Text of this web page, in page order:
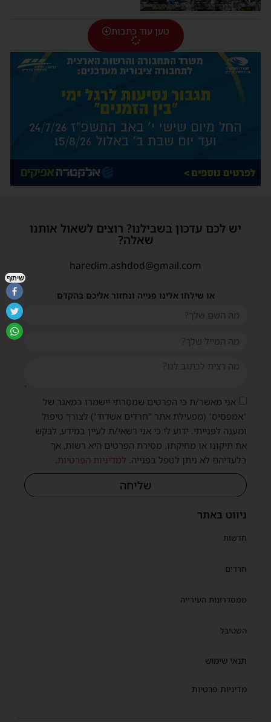
טען עוד כתבות
ניווט באתר
חדשות
חרדים
ממסדרונות העירייה
השטיבל
תנאי שימוש
מדיניות פרטיות
יש לכם עדכון בשבילנו? רוצים לשאול אותנו
שאלה?
haredim.ashdod@gmail.com
או שילחו אלינו פנייה ונחזור אליכם בהקדם
אני מאשר/ת כי הפרטים שמסרתי יישמרו במאגר של
"אמפסיס" (מפעילת אתר "חרדים אשדוד") לצורך טיפול
ומענה לפנייתי. ידוע לי כי אני רשאי/ת לעיין במידע, לבקש
את תיקונו או מחיקתו. מסירת הפרטים היא רשות, אך
בלעדיהם לא ניתן לטפל בפנייה. למדיניות הפרטיות.
שליחה
שיתוף